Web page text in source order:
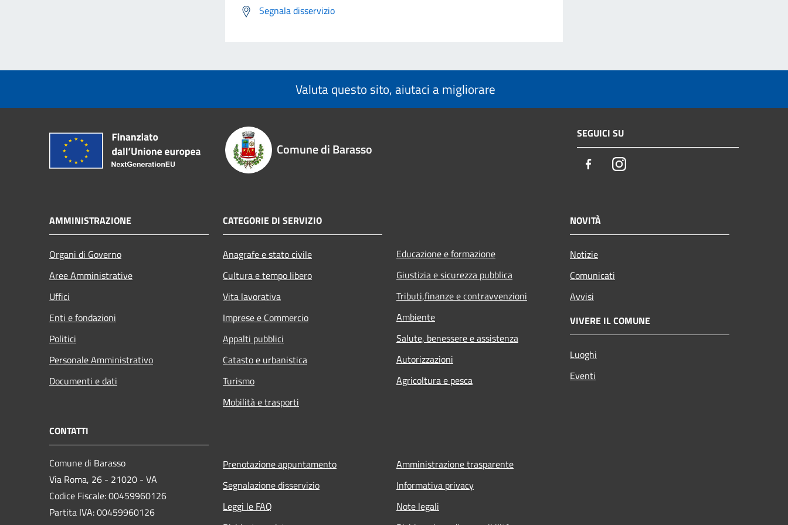
Segnala disservizio
Valuta questo sito, aiutaci a migliorare
Comune di Barasso
SEGUICI SU
FacebookInstagram
AMMINISTRAZIONE
Organi di Governo
Aree Amministrative
Uffici
Enti e fondazioni
Politici
Personale Amministrativo
Documenti e dati
CATEGORIE DI SERVIZIO
Anagrafe e stato civile
Cultura e tempo libero
Vita lavorativa
Imprese e Commercio
Appalti pubblici
Catasto e urbanistica
Turismo
Mobilità e trasporti
Educazione e formazione
Giustizia e sicurezza pubblica
Tributi,finanze e contravvenzioni
Ambiente
Salute, benessere e assistenza
Autorizzazioni
Agricoltura e pesca
NOVITÀ
Notizie
Comunicati
Avvisi
VIVERE IL COMUNE
Luoghi
Eventi
CONTATTI
Comune di Barasso
Via Roma, 26 - 21020 - VA
Codice Fiscale: 00459960126
Partita IVA: 00459960126
Prenotazione appuntamento
Segnalazione disservizio
Leggi le FAQ
Amministrazione trasparente
Informativa privacy
Note legali